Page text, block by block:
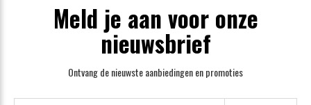
Meld je aan voor onze
nieuwsbrief
Ontvang de nieuwste aanbiedingen en promoties